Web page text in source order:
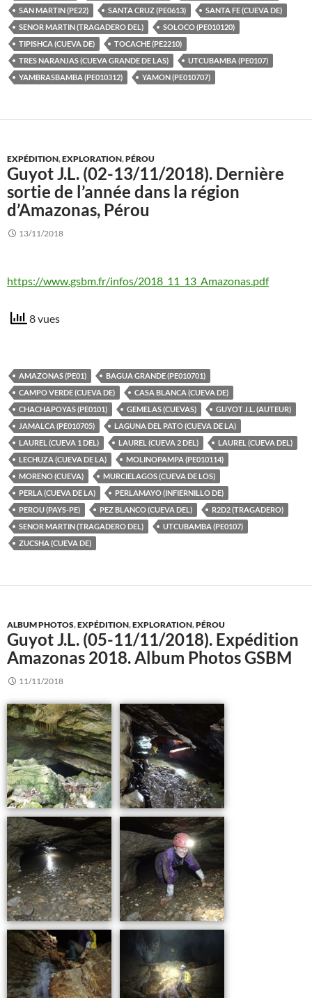
SAN MARTIN (PE22)
SANTA CRUZ (PE0613)
SANTA FE (CUEVA DE)
SENOR MARTIN (TRAGADERO DEL)
SOLOCO (PE010120)
TIPISHCA (CUEVA DE)
TOCACHE (PE2210)
TRES NARANJAS (CUEVA GRANDE DE LAS)
UTCUBAMBA (PE0107)
YAMBRASBAMBA (PE010312)
YAMON (PE010707)
EXPÉDITION,EXPLORATION,PÉROU
Guyot J.L. (02-13/11/2018). Dernière
sortie de l’année dans la région
d’Amazonas, Pérou
13/11/2018
https://www.gsbm.fr/infos/2018_11_13_Amazonas.pdf
8 vues
AMAZONAS (PE01)
BAGUA GRANDE (PE010701)
CAMPO VERDE (CUEVA DE)
CASA BLANCA (CUEVA DE)
CHACHAPOYAS (PE0101)
GEMELAS (CUEVAS)
GUYOT J.L. (AUTEUR)
JAMALCA (PE010705)
LAGUNA DEL PATO (CUEVA DE LA)
LAUREL (CUEVA 1 DEL)
LAUREL (CUEVA 2 DEL)
LAUREL (CUEVA DEL)
LECHUZA (CUEVA DE LA)
MOLINOPAMPA (PE010114)
MORENO (CUEVA)
MURCIELAGOS (CUEVA DE LOS)
PERLA (CUEVA DE LA)
PERLAMAYO (INFIERNILLO DE)
PEROU (PAYS-PE)
PEZ BLANCO (CUEVA DEL)
R2D2 (TRAGADERO)
SENOR MARTIN (TRAGADERO DEL)
UTCUBAMBA (PE0107)
ZUCSHA (CUEVA DE)
ALBUM PHOTOS,EXPÉDITION,EXPLORATION,PÉROU
Guyot J.L. (05-11/11/2018). Expédition
Amazonas 2018. Album Photos GSBM
11/11/2018